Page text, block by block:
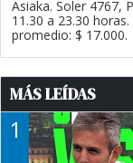
Asiaka. Soler 4767,
11.30 a 23.30
promedio: $ 17.000.
MÁS LEÍDAS
1